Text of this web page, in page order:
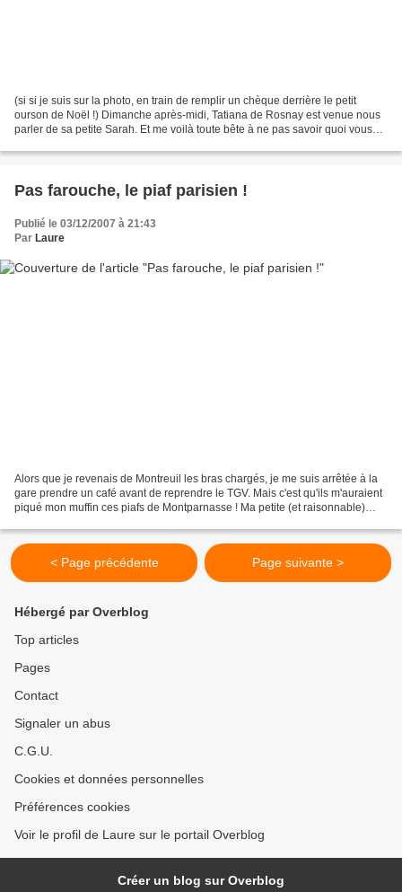
(si si je suis sur la photo, en train de remplir un chèque derrière le petit
ourson de Noël !) Dimanche après-midi, Tatiana de Rosnay est venue nous
parler de sa petite Sarah. Et me voilà toute bête à ne pas savoir quoi vous
Pas farouche, le piaf parisien !
Publié le 03/12/2007 à 21:43
Par Laure
Alors que je revenais de Montreuil les bras chargés, je me suis arrêtée à la
gare prendre un café avant de reprendre le TGV. Mais c'est qu'ils m'auraient
piqué mon muffin ces piafs de Montparnasse ! Ma petite (et raisonnable)
< Page précédente Page suivante >
Hébergé par Overblog
Top articles
Pages
Contact
Signaler un abus
C.G.U.
Cookies et données personnelles
Préférences cookies
Voir le profil de Laure sur le portail Overblog
Créer un blog sur Overblog